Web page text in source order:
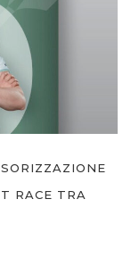
RACE TRA